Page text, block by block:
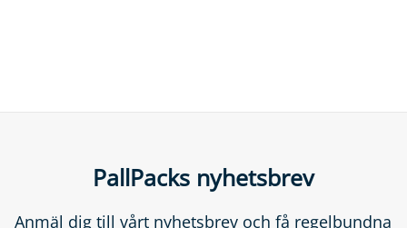
PallPacks nyhetsbrev
Anmäl dig till vårt nyhetsbrev och få regelbundna